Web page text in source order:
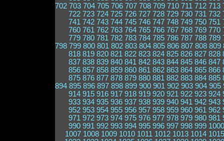
702 703 704 705 706 707 708 709 710 711 712 713
722 723 724 725 726 727 728 729 730 731 732
741 742 743 744 745 746 747 748 749 750 751
760 761 762 763 764 765 766 767 768 769 770
779 780 781 782 783 784 785 786 787 788 789
798 799 800 801 802 803 804 805 806 807 808 809
818 819 820 821 822 823 824 825 826 827 828
837 838 839 840 841 842 843 844 845 846 847
856 857 858 859 860 861 862 863 864 865 866
875 876 877 878 879 880 881 882 883 884 885
894 895 896 897 898 899 900 901 902 903 904 905
914 915 916 917 918 919 920 921 922 923 924
933 934 935 936 937 938 939 940 941 942 943
952 953 954 955 956 957 958 959 960 961 962
971 972 973 974 975 976 977 978 979 980 981
990 991 992 993 994 995 996 997 998 999 1000
1007 1008 1009 1010 1011 1012 1013 1014 1015